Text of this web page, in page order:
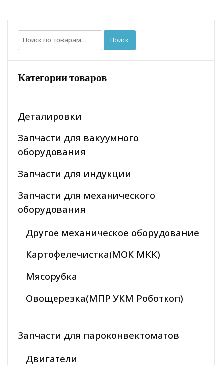
Искать: Поиск
Категории товаров
Деталировки
Запчасти для вакуумного
оборудования
Запчасти для индукции
Запчасти для механического
оборудования
Другое механическое оборудование
Картофелечистка(МОК МКК)
Мясорубка
Овощерезка(МПР УКМ Роботкоп)
Запчасти для пароконвектоматов
Двигатели